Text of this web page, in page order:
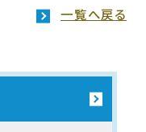
一覧へ戻る